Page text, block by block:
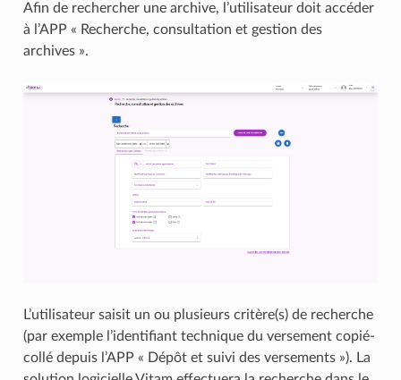
Afin de rechercher une archive, l’utilisateur doit accéder
à l’APP « Recherche, consultation et gestion des
archives ».
L’utilisateur saisit un ou plusieurs critère(s) de recherche
(par exemple l’identifiant technique du versement copié-
collé depuis l’APP « Dépôt et suivi des versements »). La